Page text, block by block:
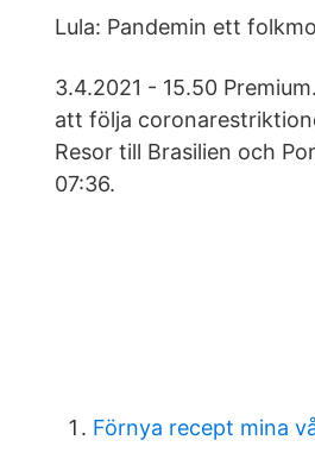
Lula: Pandemin ett
3.4.2021 - 15.50
att följa
Resor till Brasilien och
07:36.
Förnya recept mina